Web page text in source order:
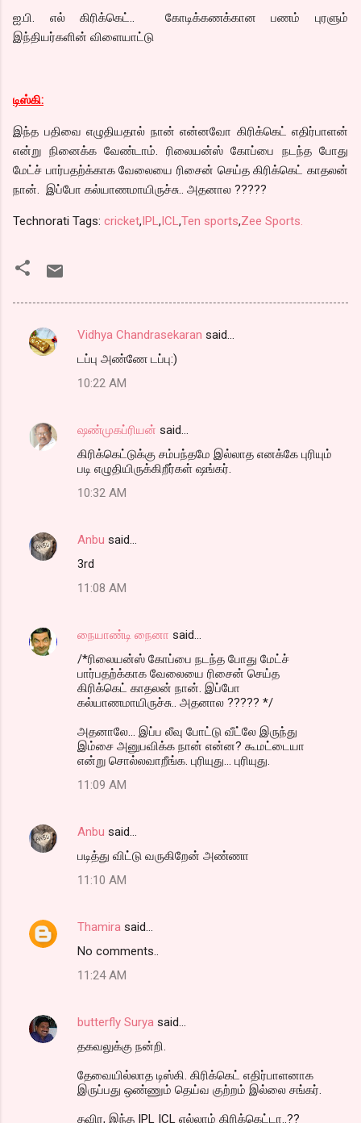
ஐ.பி. எல் கிரிக்கெட்.. கோடிக்கணக்கான பணம் புரளும்
இந்தியர்களின் விளையாட்டு
டிஸ்கி:
இந்த பதிவை எழுதியதால் நான் என்னவோ கிரிக்கெட் எதிர்பாளன்
என்று நினைக்க வேண்டாம். ரிலையன்ஸ் கோப்பை நடந்த போது
மேட்ச் பார்பதற்க்காக வேலையை ரிசைன் செய்த கிரிக்கெட் காதலன்
நான். இப்போ கல்யாணமாயிருச்சு.. அதனால ?????
Technorati Tags: cricket,IPL ,ICL ,Ten sports,Zee Sports.
C
e
Vidhya Chandrasekaran said…
டப்பு அண்ணே டப்பு:)
10:22 AM
ஷண்முகப்ரியன் said…
கிரிக்கெட்டுக்கு சம்பந்தமே இல்லாத எனக்கே புரியும்
படி எழுதியிருக்கிறீர்கள் ஷங்கர்.
10:32 AM
Anbu said…
3rd
11:08 AM
நையாண்டி நைனா said…
/*ரிலையன்ஸ் கோப்பை நடந்த போது மேட்ச்
பார்பதற்க்காக வேலையை ரிசைன் செய்த
கிரிக்கெட் காதலன் நான். இப்போ
கல்யாணமாயிருச்சு.. அதனால ????? */
அதனாலே... இப்ப லீவு போட்டு வீட்லே இருந்து
இம்சை அனுபவிக்க நான் என்ன? கூமட்டையா
என்று சொல்லவாறீங்க. புரியுது... புரியுது.
11:09 AM
Anbu said…
படித்து விட்டு வருகிறேன் அண்ணா
11:10 AM
Thamira said…
No comments..
11:24 AM
butterfly Surya said…
தகவலுக்கு நன்றி.
தேவையில்லாத டிஸ்கி. கிரிக்கெட் எதிர்பாளனாக
இருப்பது ஒண்ணும் தெய்வ குற்றம் இல்லை சங்கர்.
தவிர, இந்த IPL ICL எல்லாம் கிரிக்கெட்டா..??